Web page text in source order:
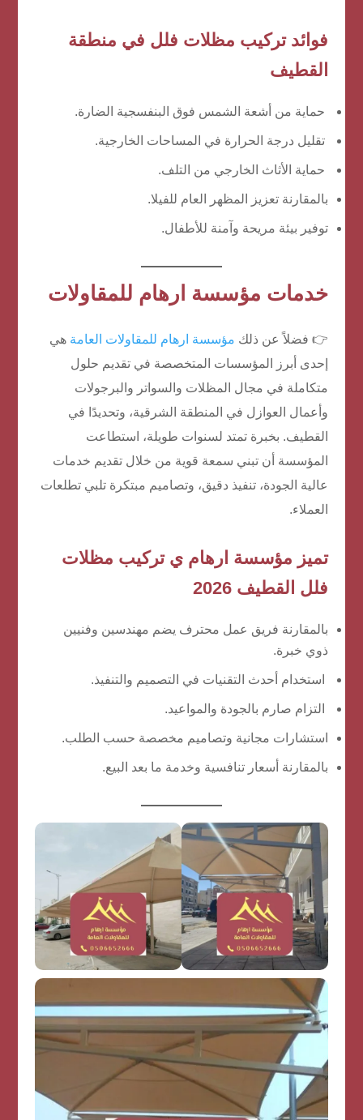
فوائد تركيب مظلات فلل في منطقة
القطيف
حماية من أشعة الشمس فوق البنفسجية الضارة.
تقليل درجة الحرارة في المساحات الخارجية.
حماية الأثاث الخارجي من التلف.
بالمقارنة تعزيز المظهر العام للفيلا.
توفير بيئة مريحة وآمنة للأطفال.
خدمات مؤسسة ارهام للمقاولات
👉 فضلاً عن ذلك مؤسسة ارهام للمقاولات العامة هي
إحدى أبرز المؤسسات المتخصصة في تقديم حلول
متكاملة في مجال المظلات والسواتر والبرجولات
وأعمال العوازل في المنطقة الشرقية، وتحديدًا في
القطيف. بخبرة تمتد لسنوات طويلة، استطاعت
المؤسسة أن تبني سمعة قوية من خلال تقديم خدمات
عالية الجودة، تنفيذ دقيق، وتصاميم مبتكرة تلبي تطلعات
العملاء.
تميز مؤسسة ارهام ي تركيب مظلات
فلل القطيف 2026
بالمقارنة فريق عمل محترف يضم مهندسين وفنيين
ذوي خبرة.
استخدام أحدث التقنيات في التصميم والتنفيذ.
التزام صارم بالجودة والمواعيد.
استشارات مجانية وتصاميم مخصصة حسب الطلب.
بالمقارنة أسعار تنافسية وخدمة ما بعد البيع.